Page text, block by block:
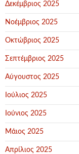
Δεκέμβριος 2025
Νοέμβριος 2025
Οκτώβριος 2025
Σεπτέμβριος 2025
Αύγουστος 2025
Ιούλιος 2025
Ιούνιος 2025
Μάιος 2025
Απρίλιος 2025